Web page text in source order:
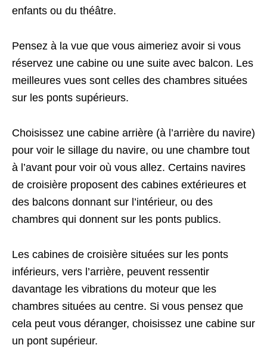
enfants ou du théâtre.
Pensez à la vue que vous aimeriez avoir si vous
réservez une cabine ou une suite avec balcon. Les
meilleures vues sont celles des chambres situées
sur les ponts supérieurs.
Choisissez une cabine arrière (à l’arrière du navire)
pour voir le sillage du navire, ou une chambre tout
à l’avant pour voir où vous allez. Certains navires
de croisière proposent des cabines extérieures et
des balcons donnant sur l’intérieur, ou des
chambres qui donnent sur les ponts publics.
Les cabines de croisière situées sur les ponts
inférieurs, vers l’arrière, peuvent ressentir
davantage les vibrations du moteur que les
chambres situées au centre. Si vous pensez que
cela peut vous déranger, choisissez une cabine sur
un pont supérieur.